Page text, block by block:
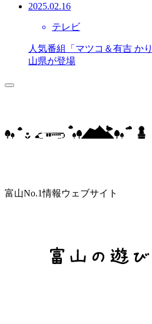
2025.02.16
テレビ
人気番組「マツコ＆有吉 か
山県が登場
富山No.1情報ウェブサイト